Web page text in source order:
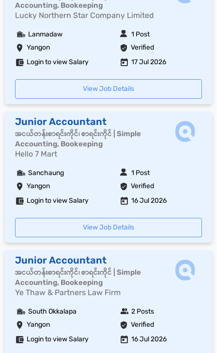
Accounting, Bookeeping
Lucky Northern Star Company Limited
Yangon Verified
Lanmadaw 1 Post
Login to view Salary 17 Jul 2026
View Job Details
Junior Accountant
အငယ်တန်းစာရင်းကိုင်၊ စာရင်းကိုင် | Simple
Accounting, Bookeeping
Hello 7 Mart
Yangon Verified
Sanchaung 1 Post
Login to view Salary 16 Jul 2026
View Job Details
Junior Accountant
အငယ်တန်းစာရင်းကိုင်၊ စာရင်းကိုင် | Simple
Accounting, Bookeeping
Ye Thaw & Partners Law Firm
Yangon Verified
South Okkalapa 2 Posts
Login to view Salary 16 Jul 2026